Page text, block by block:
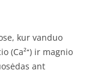
kur vanduo
(Ca²⁺) ir magnio
ant